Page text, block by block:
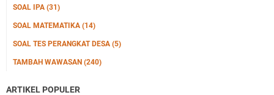
SOAL IPA (31)
SOAL MATEMATIKA (14)
SOAL TES PERANGKAT DESA (5)
TAMBAH WAWASAN (240)
ARTIKEL POPULER